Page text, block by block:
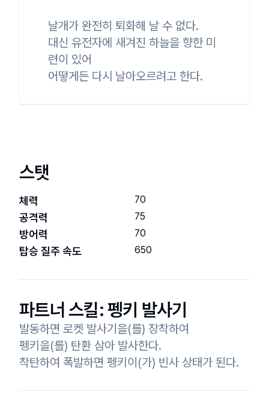
날개가 완전히 퇴화해 날 수 없다.
대신 유전자에 새겨진 하늘을 향한 미
련이 있어
어떻게든 다시 날아오르려고 한다.
스탯
체력 70
공격력 75
방어력 70
탑승 질주 속도 650
파트너 스킬:펭키 발사기
발동하면 로켓 발사기을(를) 장착하여
펭키을(를) 탄환 삼아 발사한다.
착탄하여 폭발하면 펭키이(가) 빈사 상태가 된다.